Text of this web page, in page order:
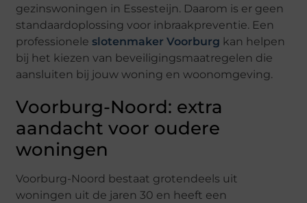
gezinswoningen in Essesteijn. Daarom is er geen
standaardoplossing voor inbraakpreventie. Een
professionele slotenmaker Voorburg kan helpen
bij het kiezen van beveiligingsmaatregelen die
aansluiten bij jouw woning en woonomgeving.
Voorburg-Noord: extra
aandacht voor oudere
woningen
Voorburg-Noord bestaat grotendeels uit
woningen uit de jaren 30 en heeft een